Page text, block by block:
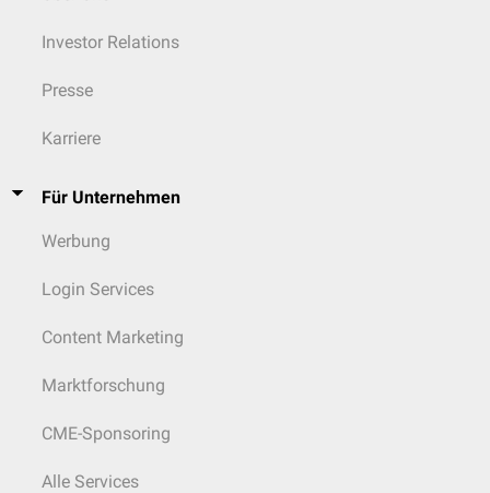
klinisch-chemischen Verfahren. Bekannt ist dieses Phänomen bei der
Investor Relations
Presse
Karriere
Für Unternehmen
Werbung
Login Services
Content Marketing
Marktforschung
CME-Sponsoring
Alle Services